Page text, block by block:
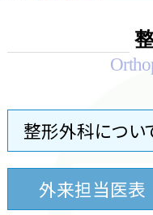
整形外科につい
外来担当医表